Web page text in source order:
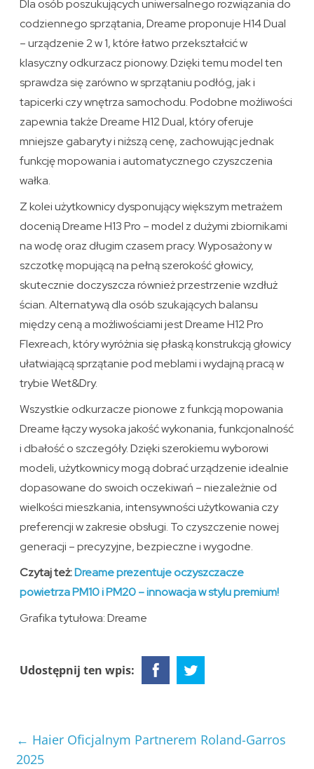
Dla osób poszukujących uniwersalnego rozwiązania do
codziennego sprzątania, Dreame proponuje H14 Dual
– urządzenie 2 w 1, które łatwo przekształcić w
klasyczny odkurzacz pionowy. Dzięki temu model ten
sprawdza się zarówno w sprzątaniu podłóg, jak i
tapicerki czy wnętrza samochodu. Podobne możliwości
zapewnia także Dreame H12 Dual, który oferuje
mniejsze gabaryty i niższą cenę, zachowując jednak
funkcję mopowania i automatycznego czyszczenia
wałka.
Z kolei użytkownicy dysponujący większym metrażem
docenią Dreame H13 Pro – model z dużymi zbiornikami
na wodę oraz długim czasem pracy. Wyposażony w
szczotkę mopującą na pełną szerokość głowicy,
skutecznie doczyszcza również przestrzenie wzdłuż
ścian. Alternatywą dla osób szukających balansu
między ceną a możliwościami jest Dreame H12 Pro
Flexreach, który wyróżnia się płaską konstrukcją głowicy
ułatwiającą sprzątanie pod meblami i wydajną pracą w
trybie Wet&Dry.
Wszystkie odkurzacze pionowe z funkcją mopowania
Dreame łączy wysoka jakość wykonania, funkcjonalność
i dbałość o szczegóły. Dzięki szerokiemu wyborowi
modeli, użytkownicy mogą dobrać urządzenie idealnie
dopasowane do swoich oczekiwań – niezależnie od
wielkości mieszkania, intensywności użytkowania czy
preferencji w zakresie obsługi. To czyszczenie nowej
generacji – precyzyjne, bezpieczne i wygodne.
Czytaj też:Dreame prezentuje oczyszczacze
powietrza PM10 i PM20 – innowacja w stylu premium!
Grafika tytułowa: Dreame
Udostępnij ten wpis:
← Haier Oficjalnym Partnerem Roland-Garros
2025